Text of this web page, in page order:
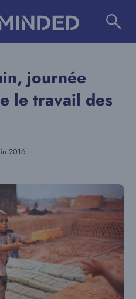
journée
le travail des
2016